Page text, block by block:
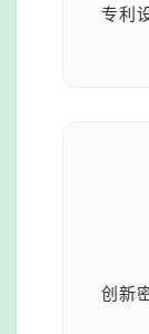
专利
创新